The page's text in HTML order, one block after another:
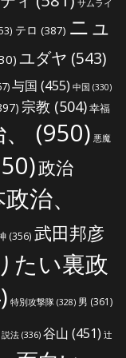
サムライ
テロ (387) ニュ
ユダヤ (543)
与国 (455) 中国 (330)
宗教 (504)幸福
(950) 悪魔
政治
治、
(356) 武田邦彦
たい裏政
特別攻撃隊 (328) 男 (361)
説法 (336) 谷山 (451) 辻